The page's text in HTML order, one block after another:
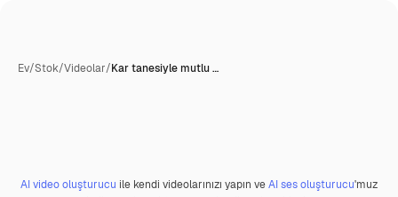
Ev/Stok/Videolar/Kar tanesiyle mutlu …
Premium
AI video oluşturucu ile kendi videolarınızı yapın veAI ses oluşturucu'muz